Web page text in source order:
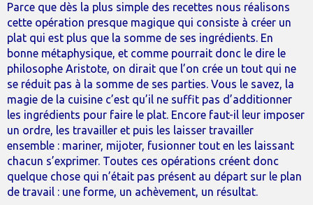
Parce que dès la plus simple des recettes nous réalisons
cette opération presque magique qui consiste à créer un
plat qui est plus que la somme de ses ingrédients. En
bonne métaphysique, et comme pourrait donc le dire le
philosophe Aristote, on dirait que l’on crée un tout qui ne
se réduit pas à la somme de ses parties. Vous le savez, la
magie de la cuisine c’est qu’il ne suffit pas d’additionner
les ingrédients pour faire le plat. Encore faut-il leur imposer
un ordre, les travailler et puis les laisser travailler
ensemble : mariner, mijoter, fusionner tout en les laissant
chacun s’exprimer. Toutes ces opérations créent donc
quelque chose qui n’était pas présent au départ sur le plan
de travail : une forme, un achèvement, un résultat.